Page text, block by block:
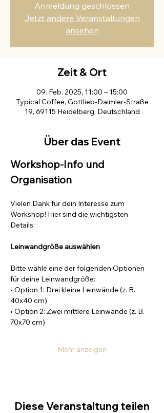
Anmeldung geschlossen
Jetzt andere Veranstaltungen
ansehen
Zeit & Ort
09. Feb. 2025, 11:00 – 15:00
Typical Coffee, Gottlieb-Daimler-Straße
19, 69115 Heidelberg, Deutschland
Über das Event
Workshop-Info und
Organisation
Vielen Dank für dein Interesse zum
Workshop! Hier sind die wichtigsten
Details:
Leinwandgröße auswählen
Bitte wähle eine der folgenden Optionen
für deine Leinwandgröße:
• Option 1: Drei kleine Leinwände (z. B.
40x40 cm)
• Option 2: Zwei mittlere Leinwände (z. B.
70x70 cm)
Mehr anzeigen
Diese Veranstaltung teilen